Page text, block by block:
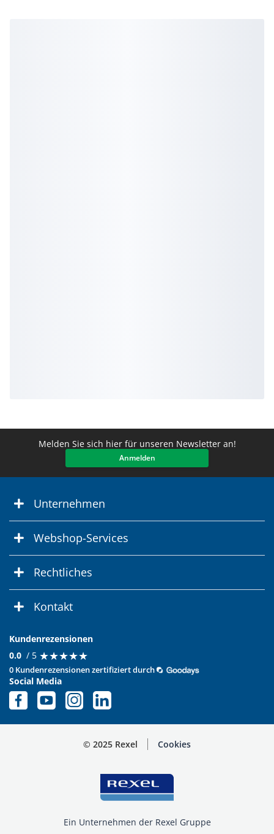
Melden Sie sich hier für unseren Newsletter an!
Anmelden
Unternehmen
Webshop-Services
Rechtliches
Kontakt
Kundenrezensionen
0.0 / 5 ★★★★★
★★★★★
0 Kundenrezensionen zertifiziert durch
Social Media
© 2025 Rexel Cookies
Ein Unternehmen der Rexel Gruppe